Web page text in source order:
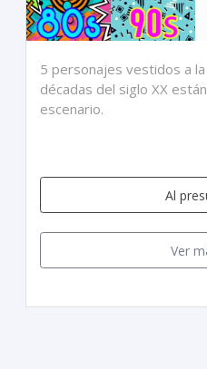
5 personajes vestidos a
décadas del siglo XX
escenario.
Al
Ver